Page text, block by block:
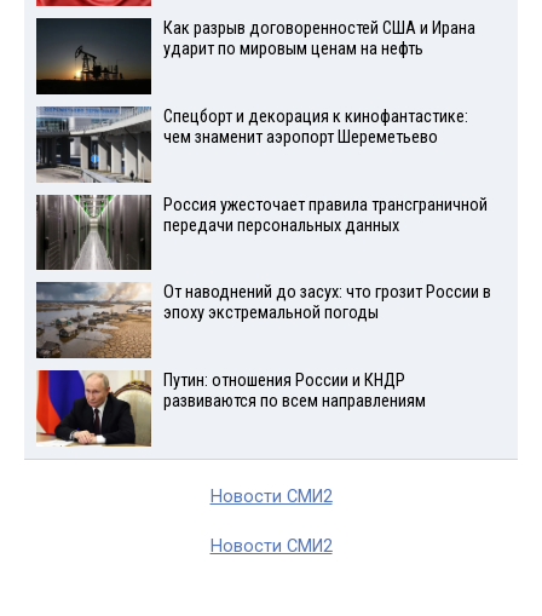
Как разрыв договоренностей США и Ирана
ударит по мировым ценам на нефть
Спецборт и декорация к кинофантастике:
чем знаменит аэропорт Шереметьево
Россия ужесточает правила трансграничной
передачи персональных данных
От наводнений до засух: что грозит России в
эпоху экстремальной погоды
Путин: отношения России и КНДР
развиваются по всем направлениям
Новости СМИ2
Новости СМИ2